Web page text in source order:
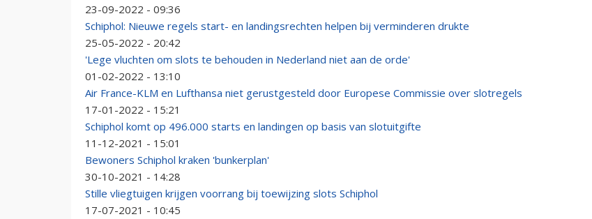
23-09-2022 - 09:36
Schiphol: Nieuwe regels start- en landingsrechten helpen bij verminderen drukte
25-05-2022 - 20:42
'Lege vluchten om slots te behouden in Nederland niet aan de orde'
01-02-2022 - 13:10
Air France-KLM en Lufthansa niet gerustgesteld door Europese Commissie over slotregels
17-01-2022 - 15:21
Schiphol komt op 496.000 starts en landingen op basis van slotuitgifte
11-12-2021 - 15:01
Bewoners Schiphol kraken 'bunkerplan'
30-10-2021 - 14:28
Stille vliegtuigen krijgen voorrang bij toewijzing slots Schiphol
17-07-2021 - 10:45